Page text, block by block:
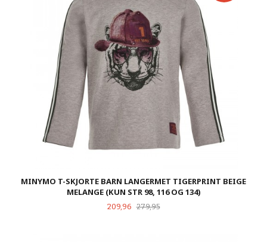
MINYMO T-SKJORTE BARN LANGERMET TIGERPRINT BEIGE
MELANGE (KUN STR 98, 116 OG 134)
Tilbud
209,96 279,95Rabatt